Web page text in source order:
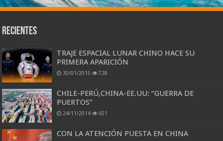
Recientes
TRAJE ESPACIAL LUNAR CHINO HACE SU
PRIMERA APARICIÓN
30/01/2015 728
CHILE-PERÚ,CHINA-EE.UU: “GUERRA DE
PUERTOS”
24/11/2014 651
CON LA ATENCIÓN PUESTA EN CHINA